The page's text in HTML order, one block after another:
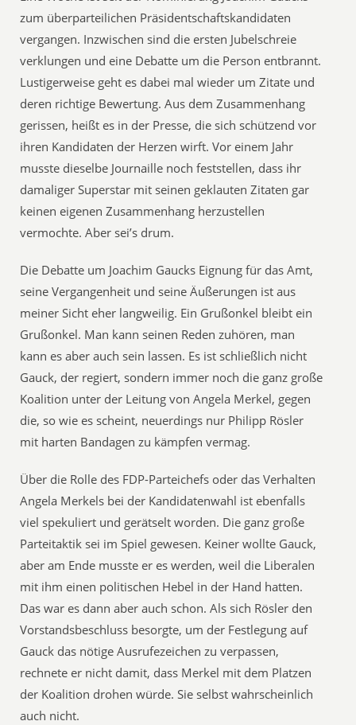
zum überparteilichen Präsidentschaftskandidaten
vergangen. Inzwischen sind die ersten Jubelschreie
verklungen und eine Debatte um die Person entbrannt.
Lustigerweise geht es dabei mal wieder um Zitate und
deren richtige Bewertung. Aus dem Zusammenhang
gerissen, heißt es in der Presse, die sich schützend vor
ihren Kandidaten der Herzen wirft. Vor einem Jahr
musste dieselbe Journaille noch feststellen, dass ihr
damaliger Superstar mit seinen geklauten Zitaten gar
keinen eigenen Zusammenhang herzustellen
vermochte. Aber sei’s drum.
Die Debatte um Joachim Gaucks Eignung für das Amt,
seine Vergangenheit und seine Äußerungen ist aus
meiner Sicht eher langweilig. Ein Grußonkel bleibt ein
Grußonkel. Man kann seinen Reden zuhören, man
kann es aber auch sein lassen. Es ist schließlich nicht
Gauck, der regiert, sondern immer noch die ganz große
Koalition unter der Leitung von Angela Merkel, gegen
die, so wie es scheint, neuerdings nur Philipp Rösler
mit harten Bandagen zu kämpfen vermag.
Über die Rolle des FDP-Parteichefs oder das Verhalten
Angela Merkels bei der Kandidatenwahl ist ebenfalls
viel spekuliert und gerätselt worden. Die ganz große
Parteitaktik sei im Spiel gewesen. Keiner wollte Gauck,
aber am Ende musste er es werden, weil die Liberalen
mit ihm einen politischen Hebel in der Hand hatten.
Das war es dann aber auch schon. Als sich Rösler den
Vorstandsbeschluss besorgte, um der Festlegung auf
Gauck das nötige Ausrufezeichen zu verpassen,
rechnete er nicht damit, dass Merkel mit dem Platzen
der Koalition drohen würde. Sie selbst wahrscheinlich
auch nicht.